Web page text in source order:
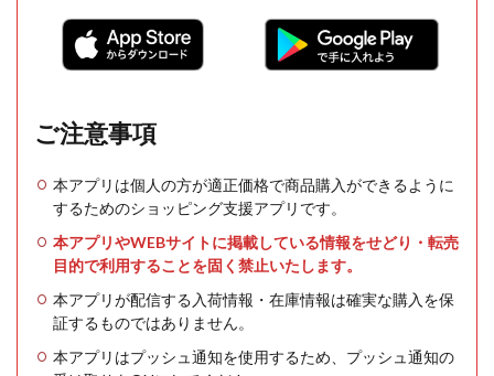
ご注意事項
本アプリは個人の方が適正価格で商品購入ができるように
するためのショッピング支援アプリです。
本アプリやWEBサイトに掲載している情報をせどり・転売
目的で利用することを固く禁止いたします。
本アプリが配信する入荷情報・在庫情報は確実な購入を保
証するものではありません。
本アプリはプッシュ通知を使用するため、プッシュ通知の